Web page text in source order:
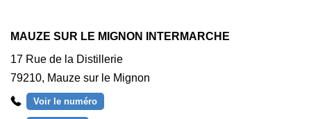
MAUZE SUR LE MIGNON INTERMARCHE
17 Rue de la Distillerie
79210, Mauze sur le Mignon
Voir le numéro